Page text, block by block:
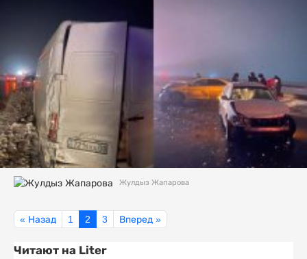
Жулдыз Жапарова
« Назад 1 2 3 Вперед »
Читают на Liter